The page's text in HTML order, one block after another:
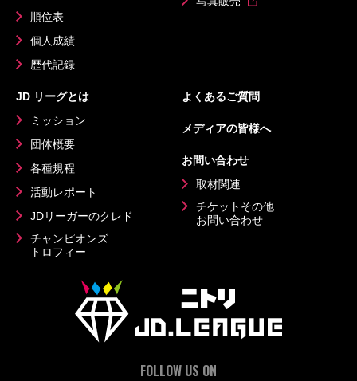
順位表
個人成績
歴代記録
JD リーグとは
ミッション
団体概要
各種規程
活動レポート
JDリーガーのクレド
チャンピオンズ
トロフィー
よくあるご質問
メディアの皆様へ
お問い合わせ
取材関連
チケットその他
お問い合わせ
FOLLOW US ON